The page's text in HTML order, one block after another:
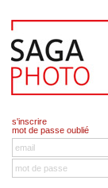
s'inscrire
mot de passe oublié